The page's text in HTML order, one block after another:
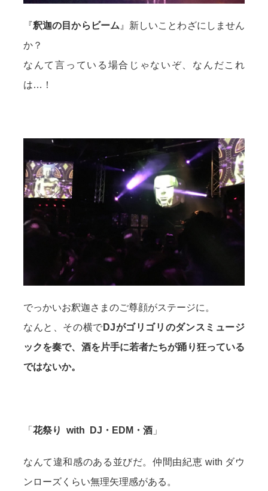
『釈迦の目からビーム 』新しいことわざにしません
か？
なんて言っている場合じゃないぞ、なんだこれ
は…！
でっかいお釈迦さまのご尊顔がステージに。
なんと、その横で DJがゴリゴリのダンスミュージ
ックを奏で、酒を片手に若者たちが踊り狂っている
ではないか。
「 花祭り with DJ・EDM・酒 」
なんて違和感のある並びだ。仲間由紀恵 with ダウ
ンローズくらい無理矢理感がある。